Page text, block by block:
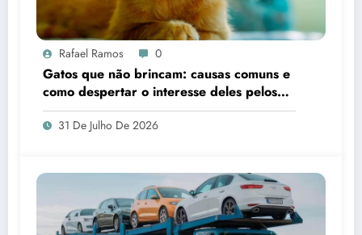
Rafael Ramos 0
Gatos que não brincam: causas comuns e
como despertar o interesse deles pelos
brinquedos
31 De Julho De 2026